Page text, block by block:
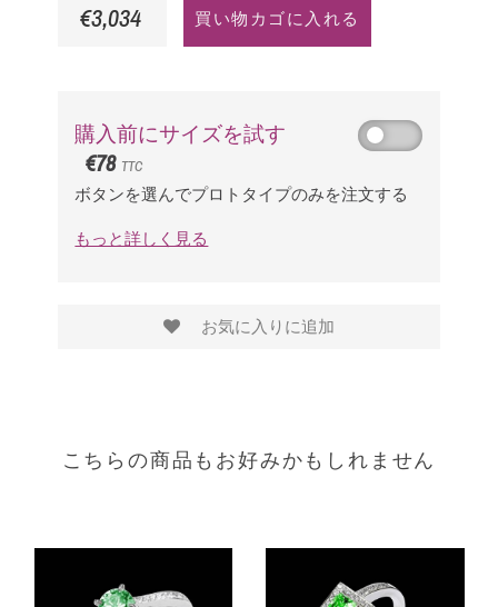
€3,034 買い物カゴに入れる
購入前にサイズを試す
€78 TTC
ボタンを選んでプロトタイプのみを注文する
もっと詳しく見る
お気に入りに追加
こちらの商品もお好みかもしれません